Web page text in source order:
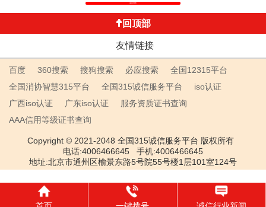
返回列表
回顶部
友情链接
百度 360搜索 搜狗搜索 必应搜索
全国12315平台
全国消协智慧315平台
全国315诚信服务平台
iso认证
广西iso认证
广东iso认证
服务资质证书查询
AAA信用等级证书查询
Copyright © 2021-2048 全国315诚信服务平台 版权所有
电话:4006466645 手机:4006466645
地址:北京市通州区榆景东路5号院55号楼1层101室124号